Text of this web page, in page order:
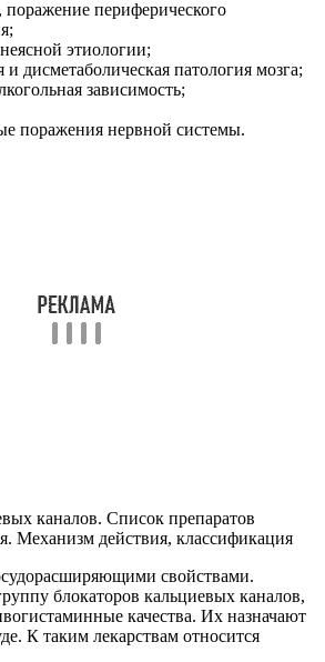
периферического
этиологии;
и дисметаболическая патология мозга;
зависимость;
поражения нервной системы.
свойствами.
блокаторов кальциевых каналов,
качества. Их назначают
К таким лекарствам относится